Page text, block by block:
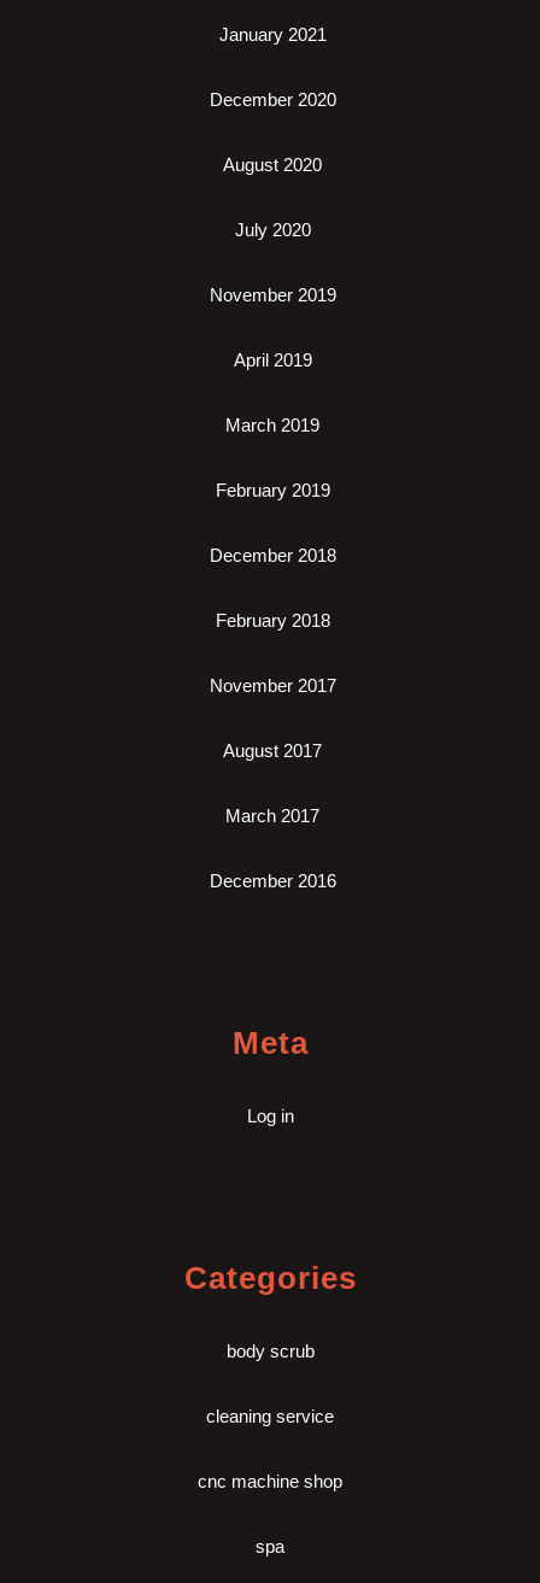
January 2021
December 2020
August 2020
July 2020
November 2019
April 2019
March 2019
February 2019
December 2018
February 2018
November 2017
August 2017
March 2017
December 2016
Meta
Log in
Categories
body scrub
cleaning service
cnc machine shop
spa